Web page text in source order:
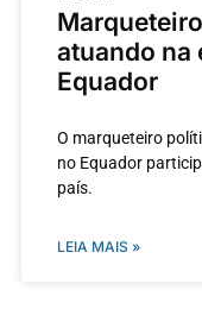
atuando na
Equador
O marqueteiro
no Equador
país.
LEIA MAIS »